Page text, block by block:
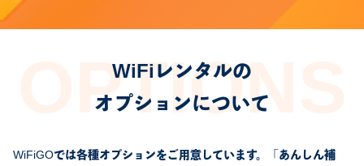
WiFiレンタルの
オプションについて
WiFiGOでは各種オプションをご用意しています。「あんしん補